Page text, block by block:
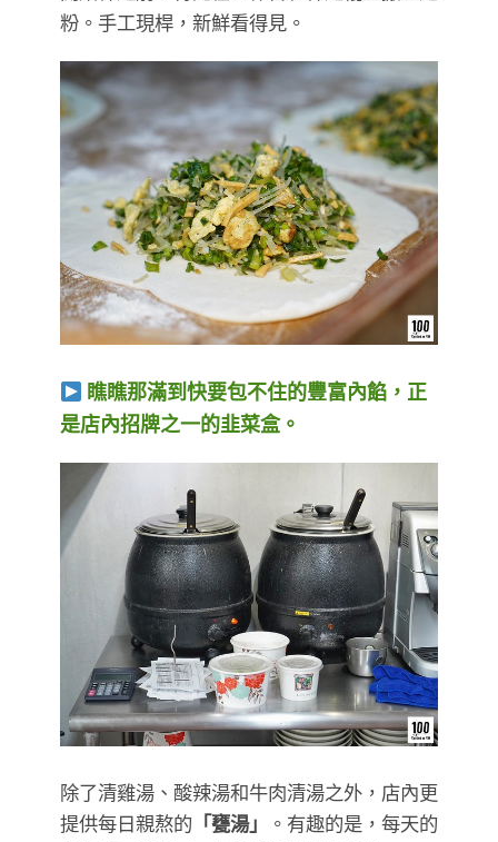
粉。手工現桿，新鮮看得見。
瞧瞧那滿到快要包不住的豐富內餡，正
是店內招牌之一的韭菜盒。
除了清雞湯、酸辣湯和牛肉清湯之外，店內更
提供每日親熬的 「甕湯」
。有趣的是，每天的